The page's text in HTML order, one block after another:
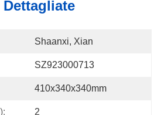
Shaanxi, Xian
SZ923000713
410x340x340mm
2